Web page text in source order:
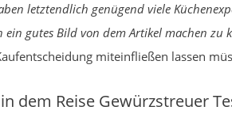
letztendlich genügend viele
ein gutes Bild von dem Artikel machen zu
miteinfließen lassen
dem Reise Gewürzstreuer